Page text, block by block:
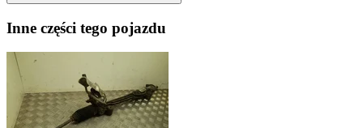
Inne części tego pojazdu